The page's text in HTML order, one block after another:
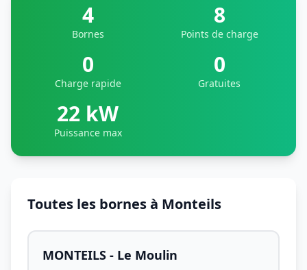
4
Bornes
8
Points de charge
0
Charge rapide
0
Gratuites
22 kW
Puissance max
Toutes les bornes à Monteils
MONTEILS - Le Moulin